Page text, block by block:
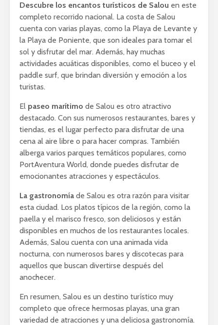
Descubre los encantos turísticos de Salou en este
completo recorrido nacional. La costa de Salou
cuenta con varias playas, como la Playa de Levante y
la Playa de Poniente, que son ideales para tomar el
sol y disfrutar del mar. Además, hay muchas
actividades acuáticas disponibles, como el buceo y el
paddle surf, que brindan diversión y emoción a los
turistas.
El paseo marítimo de Salou es otro atractivo
destacado. Con sus numerosos restaurantes, bares y
tiendas, es el lugar perfecto para disfrutar de una
cena al aire libre o para hacer compras. También
alberga varios parques temáticos populares, como
PortAventura World, donde puedes disfrutar de
emocionantes atracciones y espectáculos.
La gastronomía de Salou es otra razón para visitar
esta ciudad. Los platos típicos de la región, como la
paella y el marisco fresco, son deliciosos y están
disponibles en muchos de los restaurantes locales.
Además, Salou cuenta con una animada vida
nocturna, con numerosos bares y discotecas para
aquellos que buscan divertirse después del
anochecer.
En resumen, Salou es un destino turístico muy
completo que ofrece hermosas playas, una gran
variedad de atracciones y una deliciosa gastronomía.